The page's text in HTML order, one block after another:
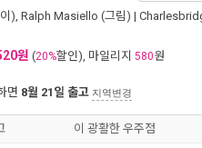
), Ralph Masiello (그림) |
원 (20%할인), 마일리지 580원
면 8월 21일 출고 지역변경
이 광활한 우주점